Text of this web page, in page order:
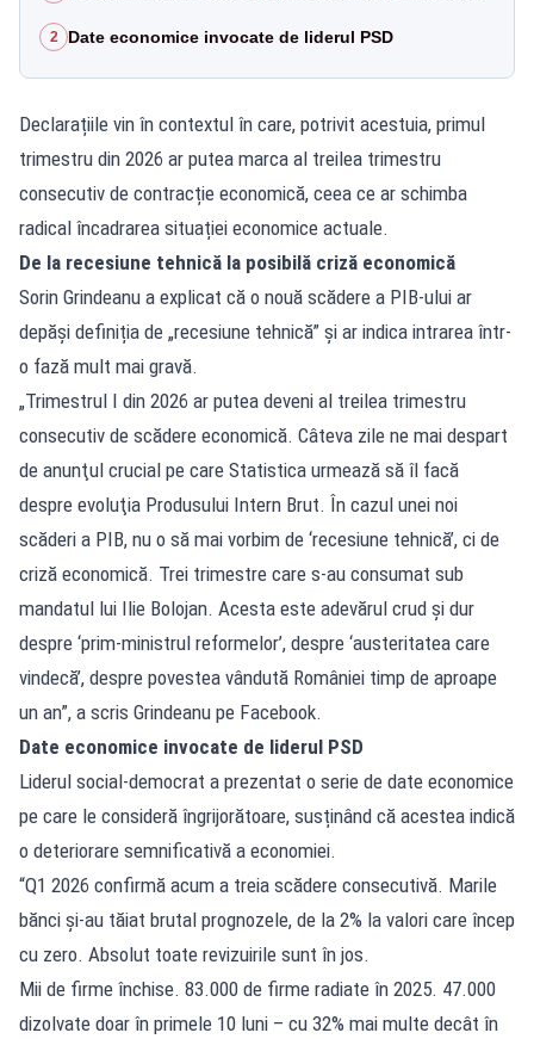
2 Date economice invocate de liderul PSD
Declarațiile vin în contextul în care, potrivit acestuia, primul
trimestru din 2026 ar putea marca al treilea trimestru
consecutiv de contracție economică, ceea ce ar schimba
radical încadrarea situației economice actuale.
De la recesiune tehnică la posibilă criză economică
Sorin Grindeanu a explicat că o nouă scădere a PIB-ului ar
depăși definiția de „recesiune tehnică” și ar indica intrarea într-
o fază mult mai gravă.
„Trimestrul I din 2026 ar putea deveni al treilea trimestru
consecutiv de scădere economică. Câteva zile ne mai despart
de anunţul crucial pe care Statistica urmează să îl facă
despre evoluţia Produsului Intern Brut. În cazul unei noi
scăderi a PIB, nu o să mai vorbim de ‘recesiune tehnică’, ci de
criză economică. Trei trimestre care s-au consumat sub
mandatul lui Ilie Bolojan. Acesta este adevărul crud şi dur
despre ‘prim-ministrul reformelor’, despre ‘austeritatea care
vindecă’, despre povestea vândută României timp de aproape
un an”, a scris Grindeanu pe Facebook.
Date economice invocate de liderul PSD
Liderul social-democrat a prezentat o serie de date economice
pe care le consideră îngrijorătoare, susținând că acestea indică
o deteriorare semnificativă a economiei.
“Q1 2026 confirmă acum a treia scădere consecutivă. Marile
bănci şi-au tăiat brutal prognozele, de la 2% la valori care încep
cu zero. Absolut toate revizuirile sunt în jos.
Mii de firme închise. 83.000 de firme radiate în 2025. 47.000
dizolvate doar în primele 10 luni – cu 32% mai multe decât în